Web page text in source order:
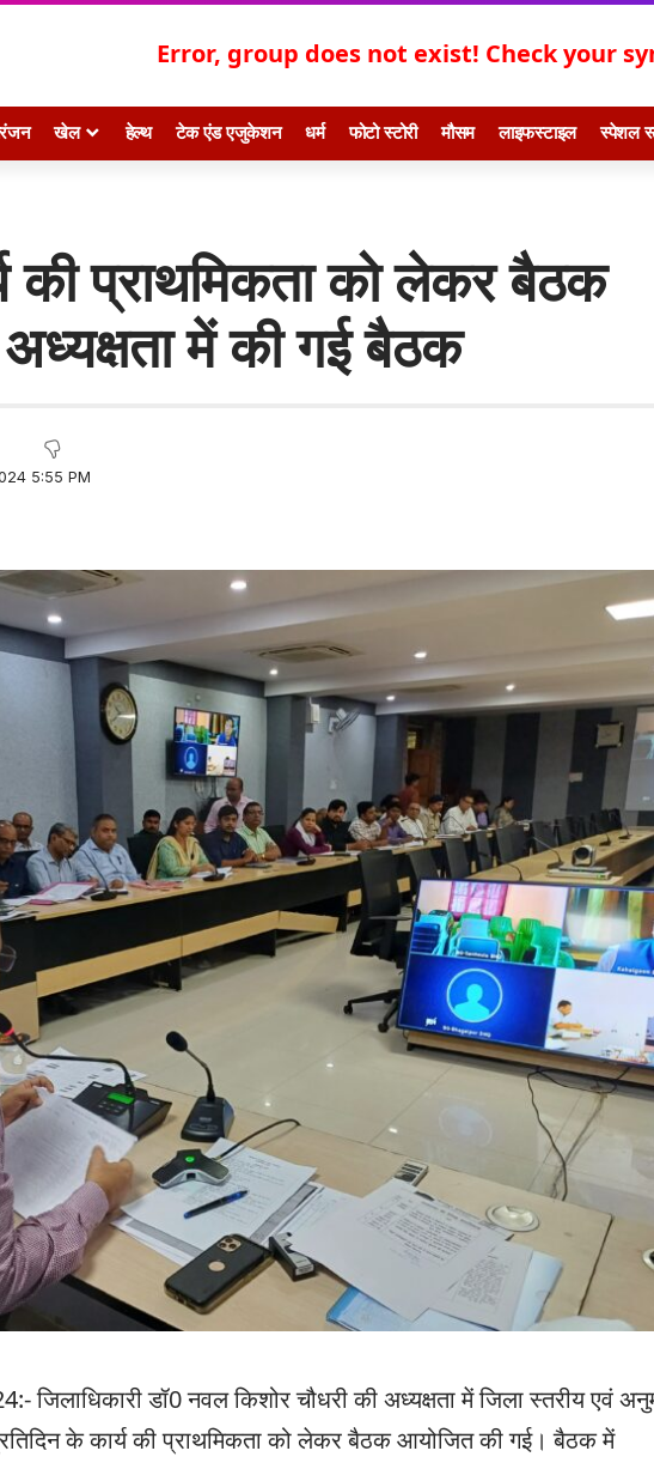
Error, group does not exist! Check your
खेल हेल्थ टेक एंड एजुकेशन धर्म फोटो स्टोरी मौसम लाइफस्टाइल स्पेशल
की प्राथमिकता को लेकर बैठक
अध्यक्षता में की गई बैठक
5:55 PM
जिलाधिकारी डॉ0 नवल किशोर चौधरी की अध्यक्षता में जिला स्तरीय एवं
के कार्य की प्राथमिकता को लेकर बैठक आयोजित की गई। बैठक में